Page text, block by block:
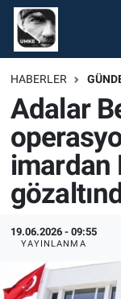
HABERLER
Adalar
imardan
19.06.2026 - 09:55
YAYINLANMA
Gündem
Ekonomi
Spor
Magazin
Tüm
İletişim
Nöbetçi
Hava
Namaz
Trafik
Süper Lig
Tüm